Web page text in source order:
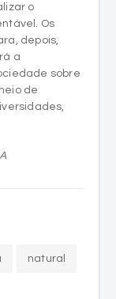
a
sobre
de